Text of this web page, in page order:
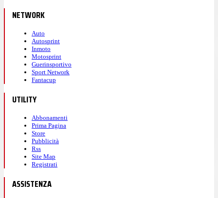
NETWORK
Auto
Autosprint
Inmoto
Motosprint
Guerinsportivo
Sport Network
Fantacup
UTILITY
Abbonamenti
Prima Pagina
Store
Pubblicità
Rss
Site Map
Registrati
ASSISTENZA